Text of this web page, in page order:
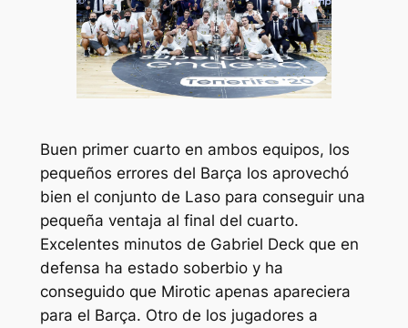
Buen primer cuarto en ambos equipos, los
pequeños errores del Barça los aprovechó
bien el conjunto de Laso para conseguir una
pequeña ventaja al final del cuarto.
Excelentes minutos de Gabriel Deck que en
defensa ha estado soberbio y ha
conseguido que Mirotic apenas apareciera
para el Barça. Otro de los jugadores a